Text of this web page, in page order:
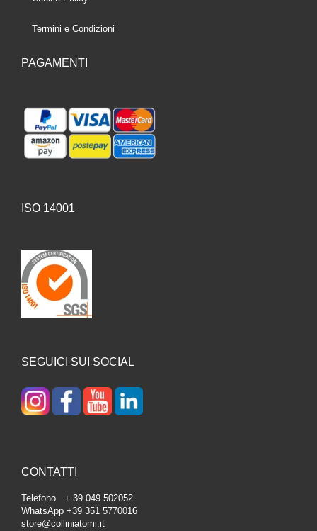
Termini e Condizioni
PAGAMENTI
ISO 14001
SEGUICI SUI SOCIAL
CONTATTI
Telefono + 39 049 502052
WhatsApp +39 351 5770016
store@colliniatomi.it